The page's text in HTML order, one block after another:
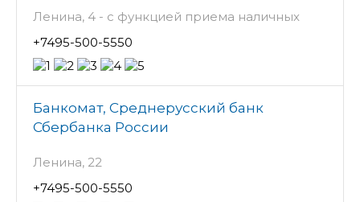
Ленина, 4 - с функцией приема наличных
+7495-500-5550
Банкомат, Среднерусский банк
Сбербанка России
Ленина, 22
+7495-500-5550